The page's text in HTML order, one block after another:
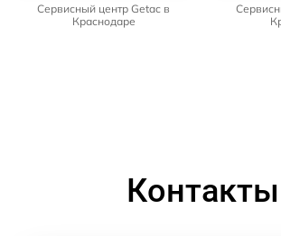
Сервисный центр Getac в
Краснодаре
Контакты